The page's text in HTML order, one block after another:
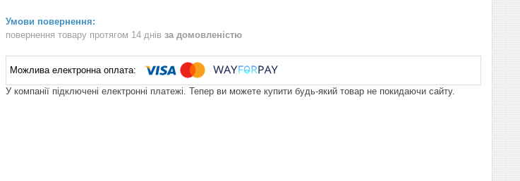
повернення товару протягом 14 днів за домовленістю
У компанії підключені електронні платежі. Тепер ви можете купити будь-який товар не покидаючи сайту.